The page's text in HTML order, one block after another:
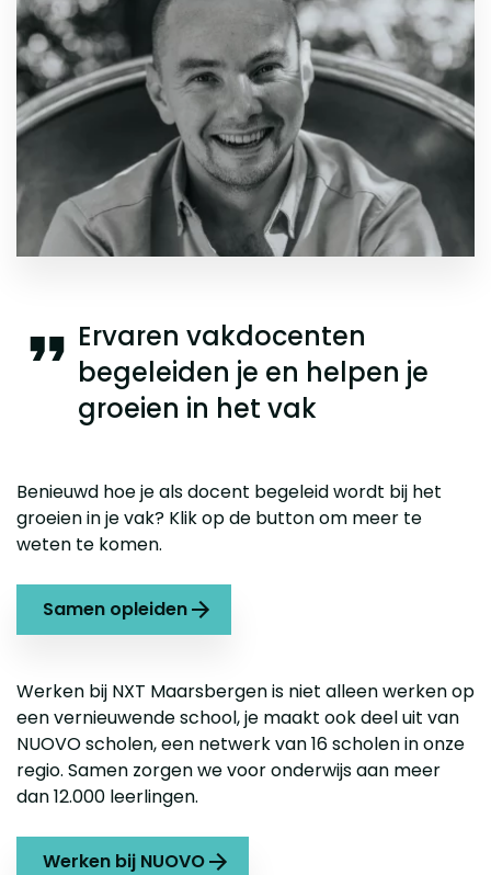
Ervaren vakdocenten
begeleiden je en helpen je
groeien in het vak
Benieuwd hoe je als docent begeleid wordt bij het
groeien in je vak? Klik op de button om meer te
weten te komen.
Samen opleiden
Werken bij NXT Maarsbergen is niet alleen werken op
een vernieuwende school, je maakt ook deel uit van
NUOVO scholen, een netwerk van 16 scholen in onze
regio. Samen zorgen we voor onderwijs aan meer
dan 12.000 leerlingen.
Werken bij NUOVO